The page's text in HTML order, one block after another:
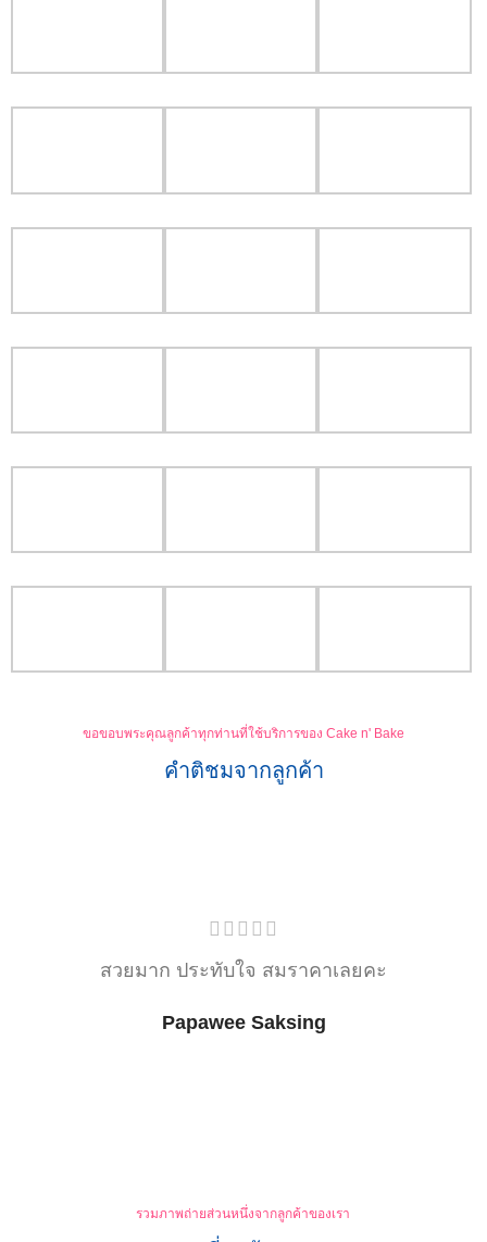
ขอขอบพระคุณลูกค้าทุกท่านที่ใช้บริการของ Cake n' Bake
คำติชมจากลูกค้า
สวยมาก ประทับใจ สมราคาเลยคะ
Papawee Saksing
รวมภาพถ่ายส่วนหนึ่งจากลูกค้าของเรา